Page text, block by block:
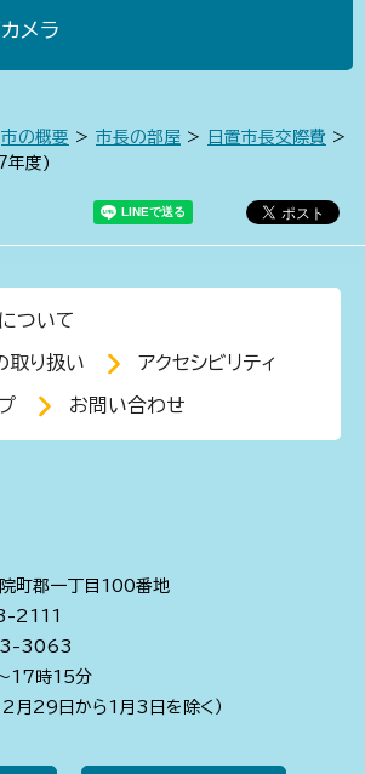
メラ
市の概要 > 市長の部屋 > 日置市長交際費 >
年度)
ついて
取り扱い アクセシビリティ
お問い合わせ
町郡一丁目100番地
2111
3063
17時15分
12月29日から1月3日を除く）